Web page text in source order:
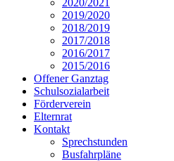
2020/2021
2019/2020
2018/2019
2017/2018
2016/2017
2015/2016
Offener Ganztag
Schulsozialarbeit
Förderverein
Elternrat
Kontakt
Sprechstunden
Busfahrpläne